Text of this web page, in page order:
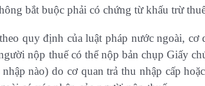
bắt buộc phải có chứng từ khấu trừ
quy định của luật pháp nước ngoài, cơ
nộp thuế có thể nộp bản chụp Giấy
nào) do cơ quan trả thu nhập cấp